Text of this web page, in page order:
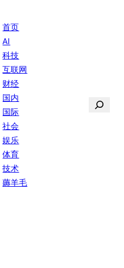
首页
AI
科技
互联网
财经
国内
国际
社会
娱乐
体育
技术
薅羊毛
搜